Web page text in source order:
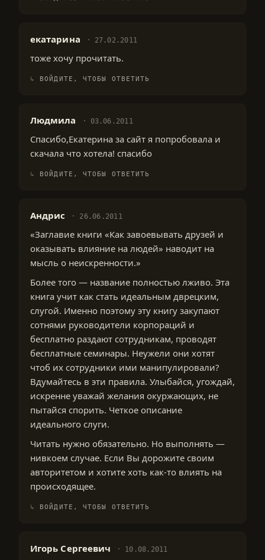
екатарина 27.02.2011
тоже хочу прочитать.
ВОЙДИТЕ, ЧТОБЫ ОТВЕТИТЬ
Людмила 03.06.2011
Спасибо,Екатерина за сайт я попробовала и
скачала что хотела! спасибо
ВОЙДИТЕ, ЧТОБЫ ОТВЕТИТЬ
Андрис 26.06.2011
«Заглавие книги «Как завоевывать друзей и
оказывать влияние на людей» наводит на
мысль о неискренности.»
Более того — название полностью лживо. Эта
книга учит как стать идеальным дврецким,
слугой. Именно поэтому эту книгу закупают
сотнями руководители корпораций и
бесплатно раздают сотрудникам, проводят
бесплатные семинары. Неужели они хотят
чтоб их сотрудники ими манипулировали?
Вдумайтесь в эти правила. Улыбайся, угождай,
искренне уважай желания окуржающих, не
пытайся спорить. Четкое описание
идеального слуги.
Читать нужно обязательно. Но выполнять —
нивкоем случае. Если Вы дорожите своим
авторитетом и хотите хоть как-то влиять на
происходящее.
ВОЙДИТЕ, ЧТОБЫ ОТВЕТИТЬ
Игорь Сергеевич 10.08.2011